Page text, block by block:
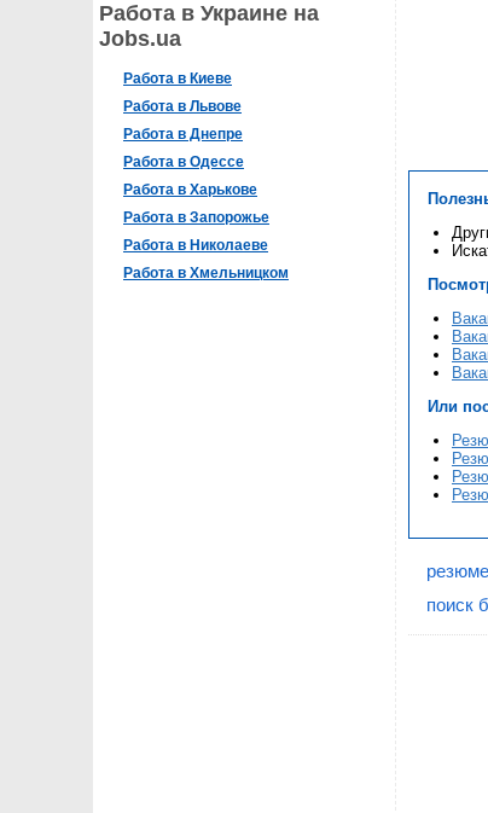
Работа в Украине на
Jobs.ua
Работа в Киеве
Работа в Львове
Работа в Днепре
Работа в Одессе
Работа в Харькове
Работа в Запорожье
Работа в Николаеве
Работа в Хмельницком
Или
поиск